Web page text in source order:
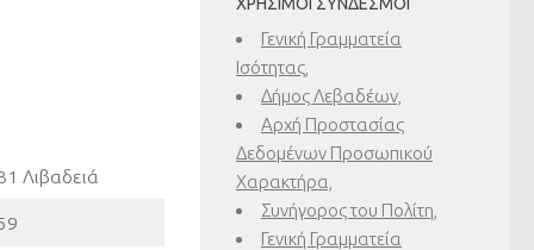
Λιβαδειά
Γενική Γραμματεία
Ισότητας,
Δήμος Λεβαδέων,
Αρχή Προστασίας
Δεδομένων Προσωπικού
Χαρακτήρα,
Συνήγορος του Πολίτη,
Γενική Γραμματεία